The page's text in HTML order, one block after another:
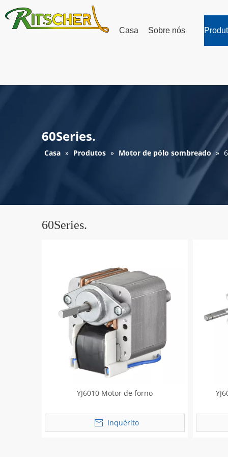
Casa Sobre nós
60Series.
Casa » Produtos » Motor de pólo sombreado »
60Series.
YJ6010 Motor de forno
Inquérito